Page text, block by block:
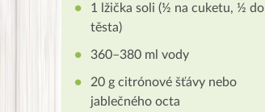
1 lžička soli (½ na cuketu, ½ do
těsta)
360–380 ml vody
20 g citrónové šťávy nebo
jablečného octa